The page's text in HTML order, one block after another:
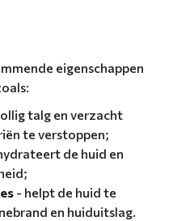
eigenschappen
talg en verzacht
te verstoppen;
de huid en
- helpt de huid te
en huiduitslag.